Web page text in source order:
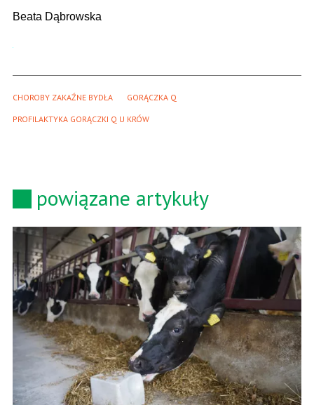
Beata Dąbrowska
CHOROBY ZAKAŹNE BYDŁA GORĄCZKA Q
PROFILAKTYKA GORĄCZKI Q U KRÓW
powiązane artykuły